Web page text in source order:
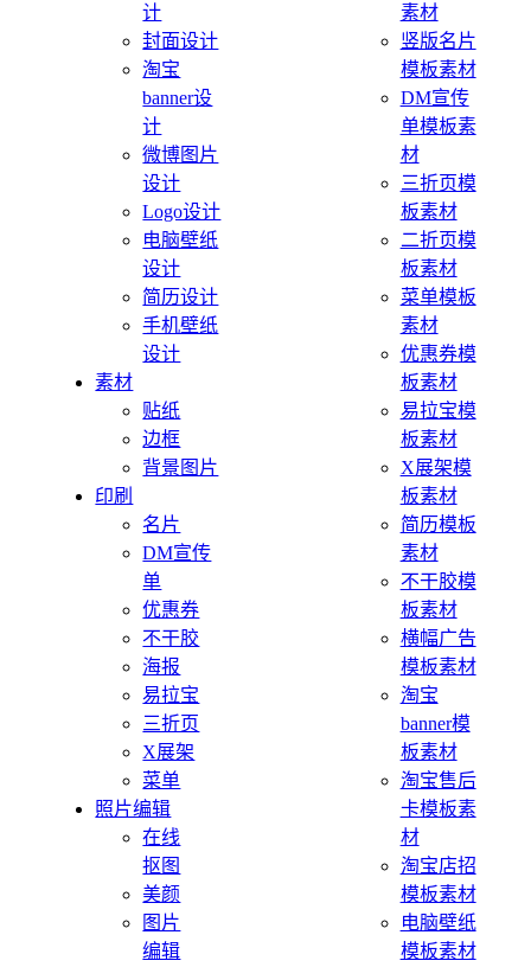
计
封面设计
淘宝
banner设
计
微博图片
设计
Logo设计
电脑壁纸
设计
简历设计
手机壁纸
设计
素材
贴纸
边框
背景图片
印刷
名片
DM宣传
单
优惠券
不干胶
海报
易拉宝
三折页
X展架
菜单
照片编辑
在线
抠图
美颜
图片
编辑
素材
竖版名片
模板素材
DM宣传
单模板素
材
三折页模
板素材
二折页模
板素材
菜单模板
素材
优惠券模
板素材
易拉宝模
板素材
X展架模
板素材
简历模板
素材
不干胶模
板素材
横幅广告
模板素材
淘宝
banner模
板素材
淘宝售后
卡模板素
材
淘宝店招
模板素材
电脑壁纸
模板素材